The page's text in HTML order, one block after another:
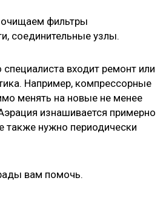
фильтры
соединительные узлы.
специалиста входит ремонт или
Например, компрессорные
менять на новые не менее
изнашивается примерно
также нужно периодически
вам помочь.